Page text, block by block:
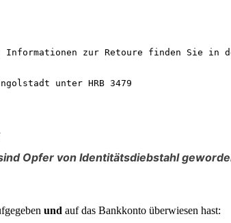
zur Retoure finden Sie in
unter HRB 3479
Opfer von Identitätsdiebstahl
und auf das Bankkonto überwiesen hast: